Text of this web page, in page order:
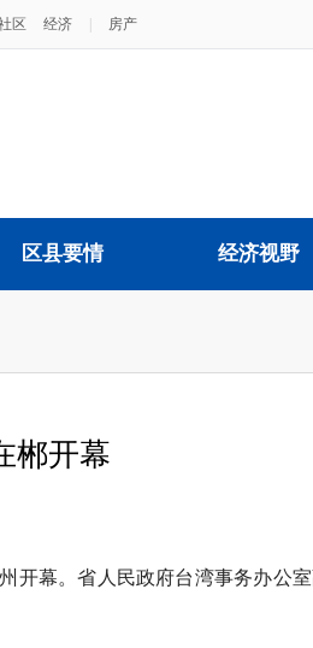
区 经济 房产
区县要情 经济视野
郴开幕
开幕。省人民政府台湾事务办公